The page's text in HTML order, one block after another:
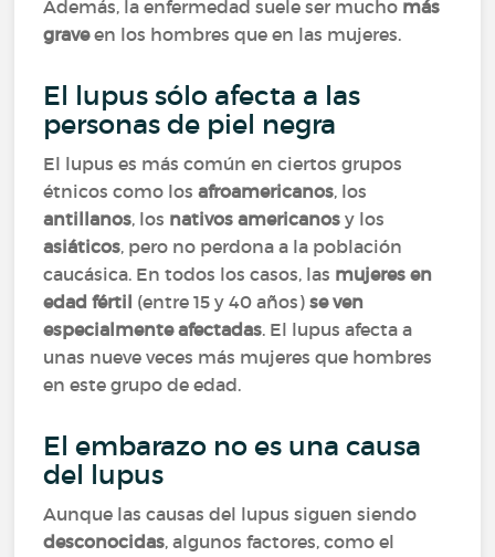
Además, la enfermedad suele ser mucho más
graveen los hombres que en las mujeres.
El lupus sólo afecta a las
personas de piel negra
El lupus es más común en ciertos grupos
étnicos como losafroamericanos, los
antillanos, los nativos americanos y los
asiáticos, pero no perdona a la población
caucásica. En todos los casos, las mujeres en
edad fértil (entre 15 y 40 años)se ven
especialmente afectadas. El lupus afecta a
unas nueve veces más mujeres que hombres
en este grupo de edad.
El embarazo no es una causa
del lupus
Aunque las causas del lupus siguen siendo
desconocidas, algunos factores, como el